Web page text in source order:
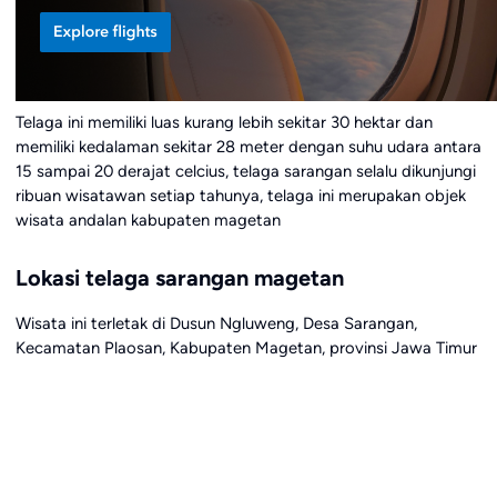
Telaga ini memiliki luas kurang lebih sekitar 30 hektar dan
memiliki kedalaman sekitar 28 meter dengan suhu udara antara
15 sampai 20 derajat celcius, telaga sarangan selalu dikunjungi
ribuan wisatawan setiap tahunya, telaga ini merupakan objek
wisata andalan kabupaten magetan
Lokasi telaga sarangan magetan
Wisata ini terletak di Dusun Ngluweng, Desa Sarangan,
Kecamatan Plaosan, Kabupaten Magetan, provinsi Jawa Timur